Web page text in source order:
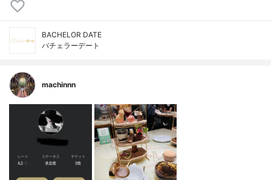
BACHELOR DATE
バチェラーデート
machinnn